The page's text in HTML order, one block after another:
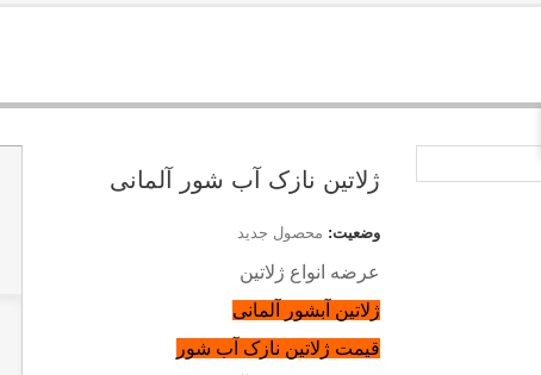
ژلاتین نازک آب شور آلمانی
وضعیت: محصول جدید
عرضه انواع ژلاتین
ژلاتین آبشور آلمانی
قیمت ژلاتین نازک آب شور